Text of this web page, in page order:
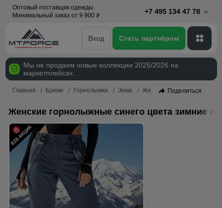
Оптовый поставщик одежды.
Минимальный заказ от 9 900 p
+7 495 134 47 78
Вход Стать партнёром
Мы не продаем новые коллекции 2025/2026 на
маркетплейсах.
Главная Брюки Горнолыжка Зима Женский Синий
Поделиться
Женские горнолыжные синего цвета зимние